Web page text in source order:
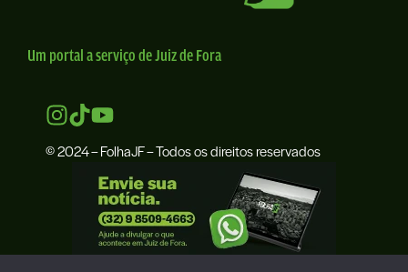
Um portal a serviço de Juiz de Fora
© 2024 – FolhaJF – Todos os direitos reservados